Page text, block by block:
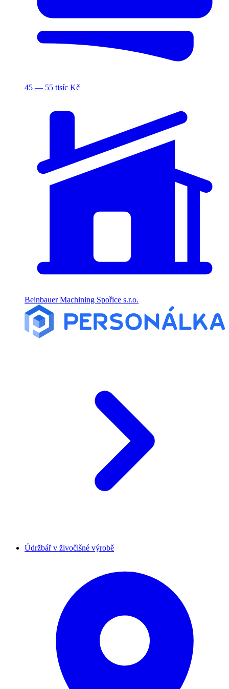
45 — 55 tisíc Kč
Beinbauer Machining Spořice s.r.o.
Údržbář v živočišné výrobě